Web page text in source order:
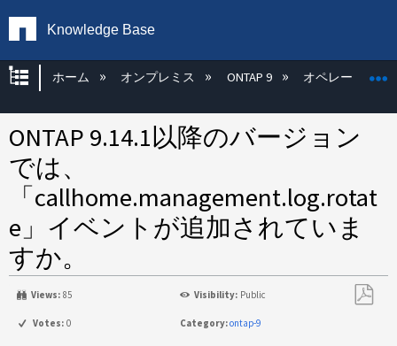
Knowledge Base
グローバル階層を展開/折りたたむ
ホーム オンプレミス ONTAP 9 オペレーティン
ONTAP 9.14.1以降のバージョン
では、
「callhome.management.log.rotat
e」イベントが追加されていま
すか。
Views: 85 Visibility: Public
Votes: 0 Category:ontap-9